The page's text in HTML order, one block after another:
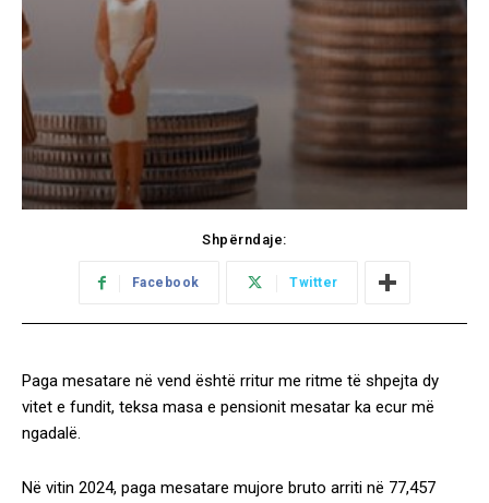
Shpërndaje:
Facebook Twitter
Paga mesatare në vend është rritur me ritme të shpejta dy
vitet e fundit, teksa masa e pensionit mesatar ka ecur më
ngadalë.
Në vitin 2024, paga mesatare mujore bruto arriti në 77,457